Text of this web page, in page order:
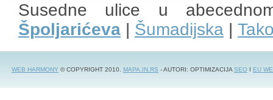
Susedne ulice u
Špoljarićeva | Šumadijska |
WEB HARMONY © COPYRIGHT 2010. MAPA.IN.RS - AUTORI: OPTIMIZACIJASEO I EU